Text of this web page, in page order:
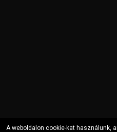
A weboldalon cookie-kat használunk,